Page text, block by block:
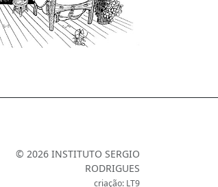
© 2026 INSTITUTO SERGIO
RODRIGUES
criação: LT9